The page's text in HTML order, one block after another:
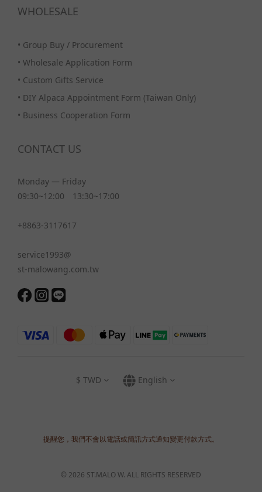
WHOLESALE
• Group Buy / Procurement
• Wholesale Application Form
• Custom Gifts Service
• DIY Alpaca Appointment Form (Taiwan Only)
• Business Cooperation Form
CONTACT US
Monday — Friday
09:30~12:00 13:30~17:00
+8863-3117617
service1993@
st-malowang.com.tw
$ TWD English
提醒您，我們不會以電話或簡訊方式通知變更付款方式。
© 2026 ST.MALO W. ALL RIGHTS RESERVED